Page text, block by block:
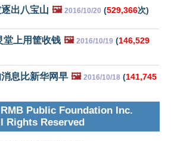
出八宝山 🖼️ 2016/10/20 (529,366次)
堂上用筐收钱 🖼️ 2016/10/19 (146,529
息比新华网早 🖼️ 2016/10/18 (141,745
Public Foundation Inc.
Rights Reserved